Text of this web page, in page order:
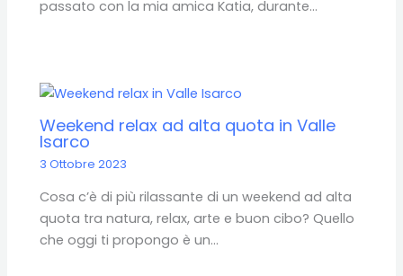
passato con la mia amica Katia, durante…
Weekend relax ad alta quota in Valle
Isarco
3 Ottobre 2023
Cosa c’è di più rilassante di un weekend ad alta
quota tra natura, relax, arte e buon cibo? Quello
che oggi ti propongo è un…